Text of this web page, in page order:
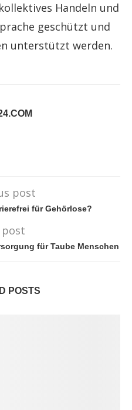
Handeln und
geschützt und
unterstützt werden.
post
für Gehörlose?
post
für Taube Menschen
POSTS